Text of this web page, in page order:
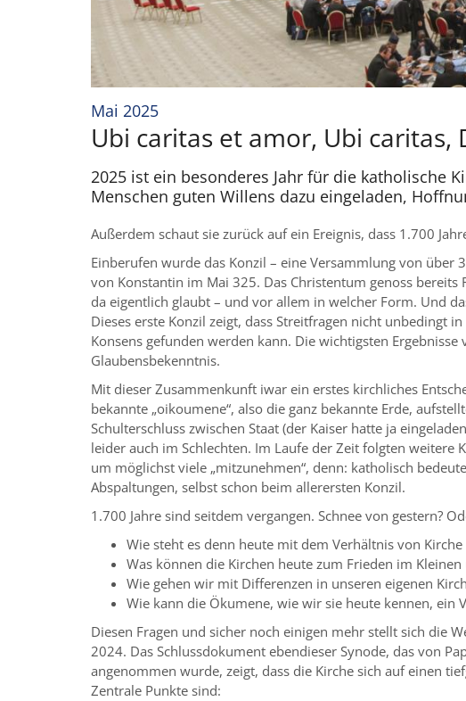
Mai 2025:
Ubi caritas et amor, Ubi caritas,
2025 ist ein besonderes Jahr für die katholische
Menschen guten Willens dazu eingeladen,
Außerdem schaut sie zurück auf ein Ereignis, dass 1.700
Einberufen wurde das Konzil – eine Versammlung von über
von Konstantin im Mai 325. Das Christentum genoss
da eigentlich glaubt – und vor allem in welcher Form. Und
Dieses erste Konzil zeigt, dass Streitfragen nicht unbedingt
Konsens gefunden werden kann. Die wichtigsten
Glaubensbekenntnis.
Mit dieser Zusammenkunft iwar ein erstes kirchliches
bekannte „oikoumene“, also die ganz bekannte Erde,
Schulterschluss zwischen Staat (der Kaiser hatte ja
leider auch im Schlechten. Im Laufe der Zeit folgten weitere
um möglichst viele „mitzunehmen“, denn: katholisch
Abspaltungen, selbst schon beim allerersten Konzil.
1.700 Jahre sind seitdem vergangen. Schnee von gestern?
Wie steht es denn heute mit dem Verhältnis von Kirche
Was können die Kirchen heute zum Frieden im
Wie gehen wir mit Differenzen in unseren eigenen
Wie kann die Ökumene, wie wir sie heute kennen, ein
Diesen Fragen und sicher noch einigen mehr stellt sich die
2024. Das Schlussdokument ebendieser Synode, das von
angenommen wurde, zeigt, dass die Kirche sich auf einen
Zentrale Punkte sind: